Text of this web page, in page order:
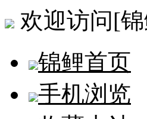
欢迎访问[
锦鲤首页
手机浏览